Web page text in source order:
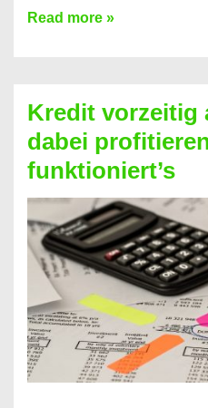
Ganz
Kredit
berechnen
–
Mit
diesen
Regeln!
Read more »
Kredit vorzeitig
dabei
funktioniert’s